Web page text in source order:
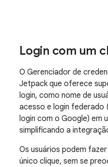
Login com um
O Gerenciador de
Jetpack que oferece
login, como nome de
acesso e login federado
login com o Google) em
simplificando a
Os usuários podem
único clique, sem se